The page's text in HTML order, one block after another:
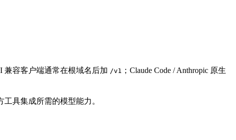
兼容客户端通常在根域名后加 /v1
；Claude Code / Anthropic 原生
具集成所需的模型能力。